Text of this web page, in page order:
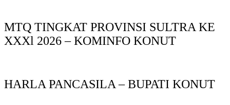
MTQ TINGKAT PROVINSI SULTRA KE
XXXl 2026 – KOMINFO KONUT
HARLA PANCASILA – BUPATI KONUT